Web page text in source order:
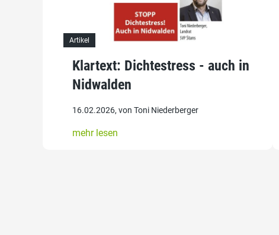
Artikel
Klartext: Dichtestress - auch in
Nidwalden
16.02.2026, von Toni Niederberger
mehr lesen